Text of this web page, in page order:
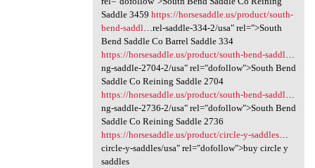
Saddle 3459 https://horsesaddle.us/product/south-
bend-saddl…rel-saddle-334-2/usa" rel=">South
Bend Saddle Co Barrel Saddle 334
https://horsesaddle.us/product/south-bend-saddl…
ng-saddle-2704-2/usa" rel="dofollow">South Bend
Saddle Co Reining Saddle 2704
https://horsesaddle.us/product/south-bend-saddl…
ng-saddle-2736-2/usa" rel="dofollow">South Bend
Saddle Co Reining Saddle 2736
https://horsesaddle.us/product/circle-y-saddles…
circle-y-saddles/usa" rel="dofollow">buy circle y
saddles